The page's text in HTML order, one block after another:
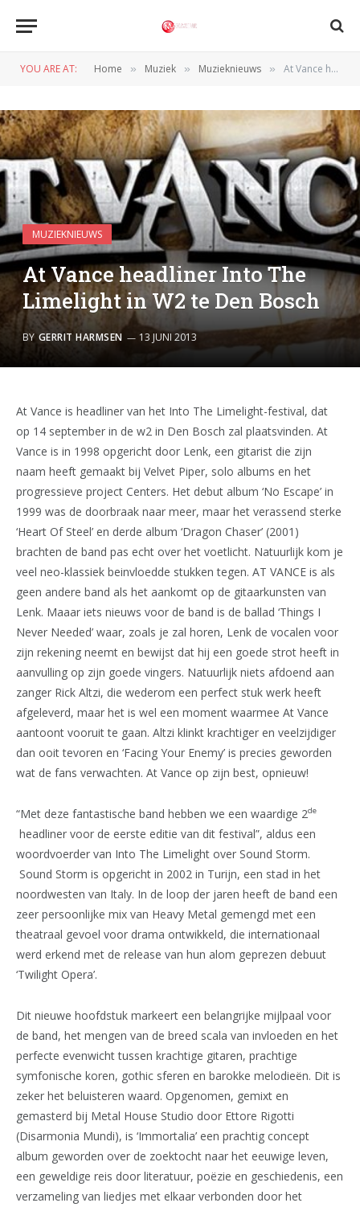
YOU ARE AT: Home » Muziek » Muzieknieuws » At Vance headliner Into The Limelight in W2 te Den Bosch
MUZIEKNIEUWS
At Vance headliner Into The
Limelight in W2 te Den Bosch
BY GERRIT HARMSEN 13 JUNI 2013
At Vance is headliner van het Into The Limelight-festival, dat
op 14 september in de w2 in Den Bosch zal plaatsvinden. At
Vance is in 1998 opgericht door Lenk, een gitarist die zijn
naam heeft gemaakt bij Velvet Piper, solo albums en het
progressieve project Centers. Het debut album ‘No Escape’ in
1999 was de doorbraak naar meer, maar het verassend sterke
‘Heart Of Steel’ en derde album ‘Dragon Chaser’ (2001)
brachten de band pas echt over het voetlicht. Natuurlijk kom je
veel neo-klassiek beinvloedde stukken tegen. AT VANCE is als
geen andere band als het aankomt op de gitaarkunsten van
Lenk. Maaar iets nieuws voor de band is de ballad ‘Things I
Never Needed’ waar, zoals je zal horen, Lenk de vocalen voor
zijn rekening neemt en bewijst dat hij een goede strot heeft in
aanvulling op zijn goede vingers. Natuurlijk niets afdoend aan
zanger Rick Altzi, die wederom een perfect stuk werk heeft
afgeleverd, maar het is wel een moment waarmee At Vance
aantoont vooruit te gaan. Altzi klinkt krachtiger en veelzijdiger
dan ooit tevoren en ‘Facing Your Enemy’ is precies geworden
wat de fans verwachten. At Vance op zijn best, opnieuw!
“Met deze fantastische band hebben we een waardige 2de
headliner voor de eerste editie van dit festival”, aldus een
woordvoerder van Into The Limelight over Sound Storm.
Sound Storm is opgericht in 2002 in Turijn, een stad in het
noordwesten van Italy. In de loop der jaren heeft de band een
zeer persoonlijke mix van Heavy Metal gemengd met een
theatraal gevoel voor drama ontwikkeld, die internationaal
werd erkend met de release van hun alom geprezen debuut
‘Twilight Opera’.
Dit nieuwe hoofdstuk markeert een belangrijke mijlpaal voor
de band, het mengen van de breed scala van invloeden en het
perfecte evenwicht tussen krachtige gitaren, prachtige
symfonische koren, gothic sferen en barokke melodieën. Dit is
zeker het beluisteren waard. Opgenomen, gemixt en
gemasterd bij Metal House Studio door Ettore Rigotti
(Disarmonia Mundi), is ‘Immortalia’ een prachtig concept
album geworden over de zoektocht naar het eeuwige leven,
een geweldige reis door literatuur, poëzie en geschiedenis, een
verzameling van liedjes met elkaar verbonden door het